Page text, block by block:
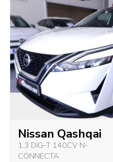
Nissan Qashqai
1.3 DIG-T 140CV N-
CONNECTA